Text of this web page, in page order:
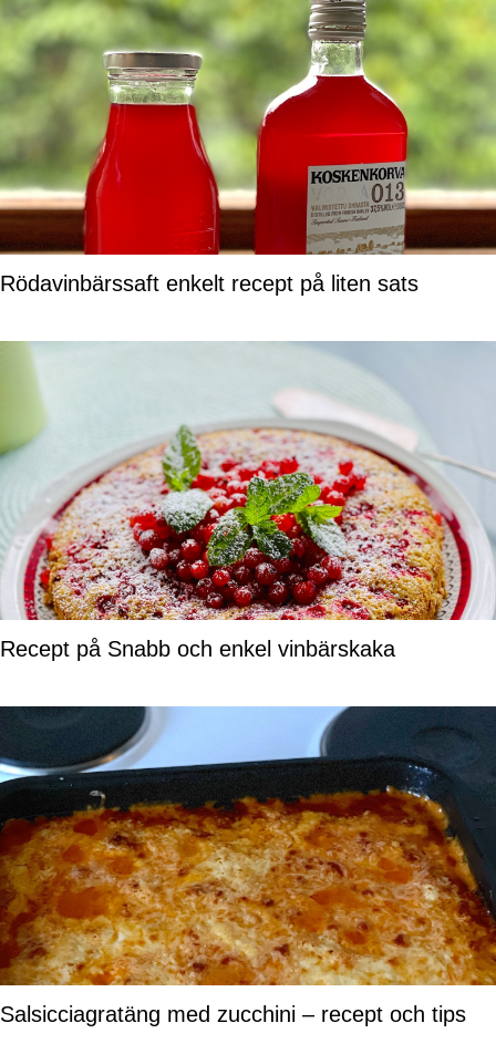
Rödavinbärssaft enkelt recept på liten sats
Recept på Snabb och enkel vinbärskaka
Salsicciagratäng med zucchini – recept och tips